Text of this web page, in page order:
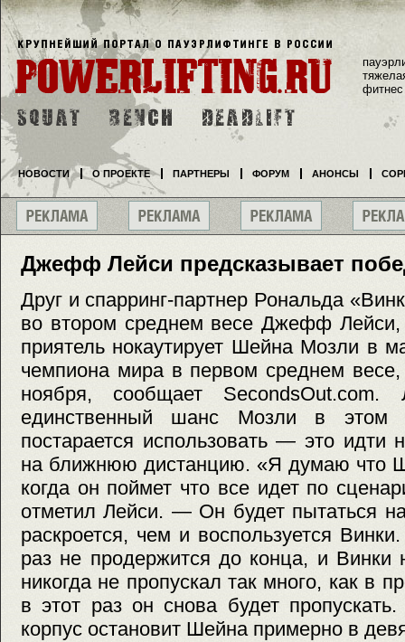
Джефф Лейси предсказывает
Друг и спарринг-партнер Рональда
во втором среднем весе Джефф Лейси,
приятель нокаутирует Шейна Мозли в
чемпиона мира в первом среднем весе,
ноября, сообщает SecondsOut.com.
единственный шанс Мозли в
постарается использовать — это идти
на ближнюю дистанцию. «Я думаю что
когда он поймет что все идет по
отметил Лейси. — Он будет пытаться
раскроется, чем и воспользуется
раз не продержится до конца, и Винки
никогда не пропускал так много, как в
в этот раз он снова будет
корпус остановит Шейна примерно в
фитнес
НОВОСТИ О ПРОЕКТЕ ПАРТНЕРЫ ФОРУМ АНОНСЫ